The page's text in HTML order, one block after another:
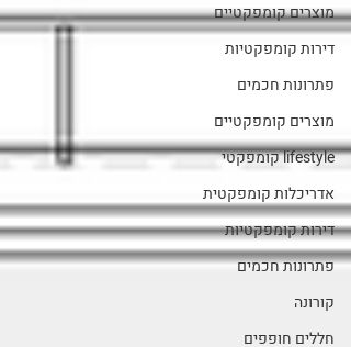
מוצרים קומפקטיים
דירות קומפקטיות
פתרונות חכמים
מוצרים קומפקטיים
lifestyle קומפקטי
אדריכלות קומפקטית
דירות קומפקטיות
פתרונות חכמים
קורונה
חללים חופפים